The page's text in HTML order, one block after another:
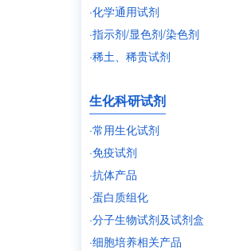
·化学通用试剂
·指示剂/显色剂/染色剂
·稀土、稀贵试剂
生化科研试剂
·常用生化试剂
·免疫试剂
·抗体产品
·蛋白质组化
·分子生物试剂及试剂盒
·细胞培养相关产品